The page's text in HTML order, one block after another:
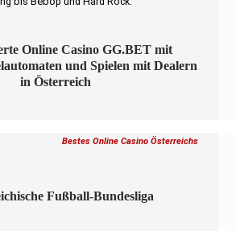
Online Casino GG.BET mit
und Spielen mit Dealern
in Österreich
Bestes Online Casino Österreichs
Fußball-Bundesliga